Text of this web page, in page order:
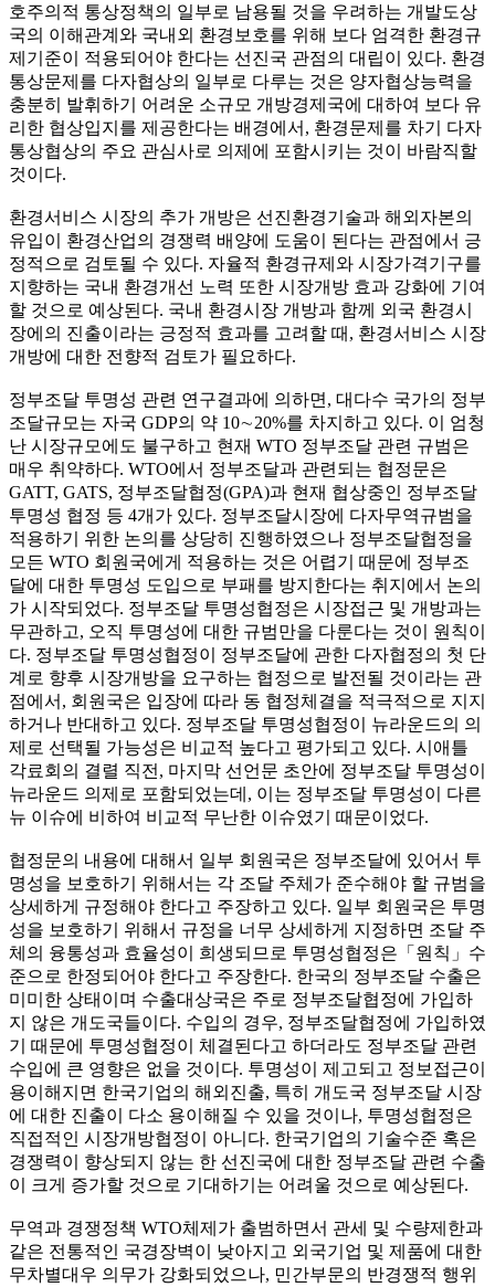
호주의적 통상정책의 일부로 남용될 것을 우려하는 개발도상
국의 이해관계와 국내외 환경보호를 위해 보다 엄격한 환경규
제기준이 적용되어야 한다는 선진국 관점의 대립이 있다. 환경
통상문제를 다자협상의 일부로 다루는 것은 양자협상능력을
충분히 발휘하기 어려운 소규모 개방경제국에 대하여 보다 유
리한 협상입지를 제공한다는 배경에서, 환경문제를 차기 다자
통상협상의 주요 관심사로 의제에 포함시키는 것이 바람직할
것이다.
환경서비스 시장의 추가 개방은 선진환경기술과 해외자본의
유입이 환경산업의 경쟁력 배양에 도움이 된다는 관점에서 긍
정적으로 검토될 수 있다. 자율적 환경규제와 시장가격기구를
지향하는 국내 환경개선 노력 또한 시장개방 효과 강화에 기여
할 것으로 예상된다. 국내 환경시장 개방과 함께 외국 환경시
장에의 진출이라는 긍정적 효과를 고려할 때, 환경서비스 시장
개방에 대한 전향적 검토가 필요하다.
정부조달 투명성 관련 연구결과에 의하면, 대다수 국가의 정부
조달규모는 자국 GDP의 약 10∼20%를 차지하고 있다. 이 엄청
난 시장규모에도 불구하고 현재 WTO 정부조달 관련 규범은
매우 취약하다. WTO에서 정부조달과 관련되는 협정문은
GATT, GATS, 정부조달협정(GPA)과 현재 협상중인 정부조달
투명성 협정 등 4개가 있다. 정부조달시장에 다자무역규범을
적용하기 위한 논의를 상당히 진행하였으나 정부조달협정을
모든 WTO 회원국에게 적용하는 것은 어렵기 때문에 정부조
달에 대한 투명성 도입으로 부패를 방지한다는 취지에서 논의
가 시작되었다. 정부조달 투명성협정은 시장접근 및 개방과는
무관하고, 오직 투명성에 대한 규범만을 다룬다는 것이 원칙이
다. 정부조달 투명성협정이 정부조달에 관한 다자협정의 첫 단
계로 향후 시장개방을 요구하는 협정으로 발전될 것이라는 관
점에서, 회원국은 입장에 따라 동 협정체결을 적극적으로 지지
하거나 반대하고 있다. 정부조달 투명성협정이 뉴라운드의 의
제로 선택될 가능성은 비교적 높다고 평가되고 있다. 시애틀
각료회의 결렬 직전, 마지막 선언문 초안에 정부조달 투명성이
뉴라운드 의제로 포함되었는데, 이는 정부조달 투명성이 다른
뉴 이슈에 비하여 비교적 무난한 이슈였기 때문이었다.
협정문의 내용에 대해서 일부 회원국은 정부조달에 있어서 투
명성을 보호하기 위해서는 각 조달 주체가 준수해야 할 규범을
상세하게 규정해야 한다고 주장하고 있다. 일부 회원국은 투명
성을 보호하기 위해서 규정을 너무 상세하게 지정하면 조달 주
체의 융통성과 효율성이 희생되므로 투명성협정은「원칙」수
준으로 한정되어야 한다고 주장한다. 한국의 정부조달 수출은
미미한 상태이며 수출대상국은 주로 정부조달협정에 가입하
지 않은 개도국들이다. 수입의 경우, 정부조달협정에 가입하였
기 때문에 투명성협정이 체결된다고 하더라도 정부조달 관련
수입에 큰 영향은 없을 것이다. 투명성이 제고되고 정보접근이
용이해지면 한국기업의 해외진출, 특히 개도국 정부조달 시장
에 대한 진출이 다소 용이해질 수 있을 것이나, 투명성협정은
직접적인 시장개방협정이 아니다. 한국기업의 기술수준 혹은
경쟁력이 향상되지 않는 한 선진국에 대한 정부조달 관련 수출
이 크게 증가할 것으로 기대하기는 어려울 것으로 예상된다.
무역과 경쟁정책 WTO체제가 출범하면서 관세 및 수량제한과
같은 전통적인 국경장벽이 낮아지고 외국기업 및 제품에 대한
무차별대우 의무가 강화되었으나, 민간부문의 반경쟁적 행위